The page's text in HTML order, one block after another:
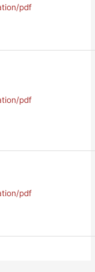
pdf
pdf
pdf